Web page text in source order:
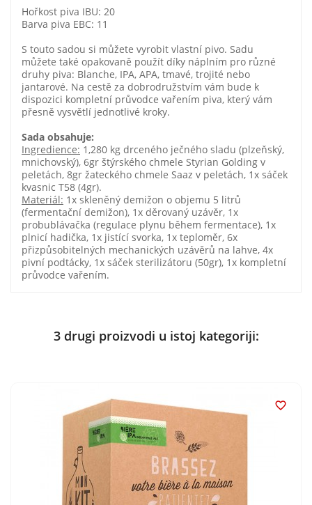
Hořkost piva IBU: 20
Barva piva EBC: 11
S touto sadou si můžete vyrobit vlastní pivo. Sadu
můžete také opakovaně použít díky náplním pro různé
druhy piva: Blanche, IPA, APA, tmavé, trojité nebo
jantarové. Na cestě za dobrodružstvím vám bude k
dispozici kompletní průvodce vařením piva, který vám
přesně vysvětlí jednotlivé kroky.
Sada obsahuje:
Ingredience: 1,280 kg drceného ječného sladu (plzeňský,
mnichovský), 6gr štýrského chmele Styrian Golding v
peletách, 8gr žateckého chmele Saaz v peletách, 1x sáček
kvasnic T58 (4gr).
Materiál: 1x skleněný demižon o objemu 5 litrů
(fermentační demižon), 1x děrovaný uzávěr, 1x
probublávačka (regulace plynu během fermentace), 1x
plnicí hadička, 1x jistící svorka, 1x teploměr, 6x
přizpůsobitelných mechanických uzávěrů na lahve, 4x
pivní podtácky, 1x sáček sterilizátoru (50gr), 1x kompletní
průvodce vařením.
3 drugi proizvodi u istoj kategoriji:
